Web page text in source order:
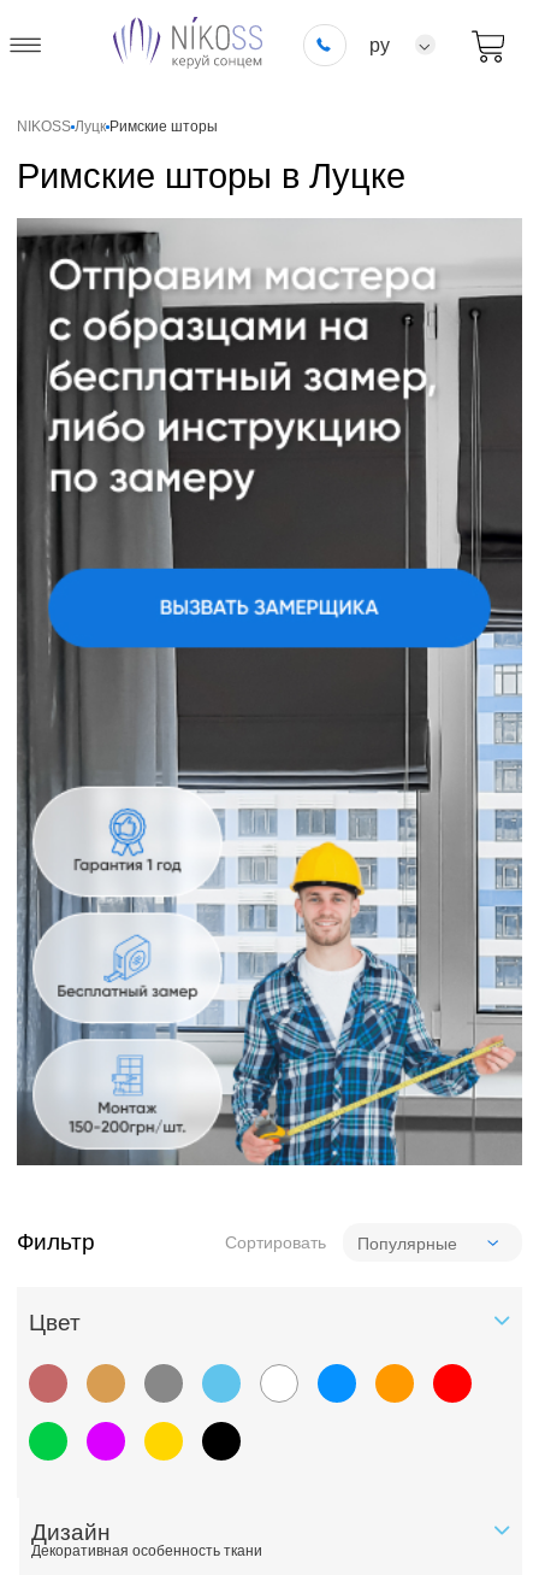
ру
NIKOSS Луцк Римские шторы
Римские шторы в Луцке
Фильтр Сортировать
Цвет
Дизайн
Декоративная особенность ткани